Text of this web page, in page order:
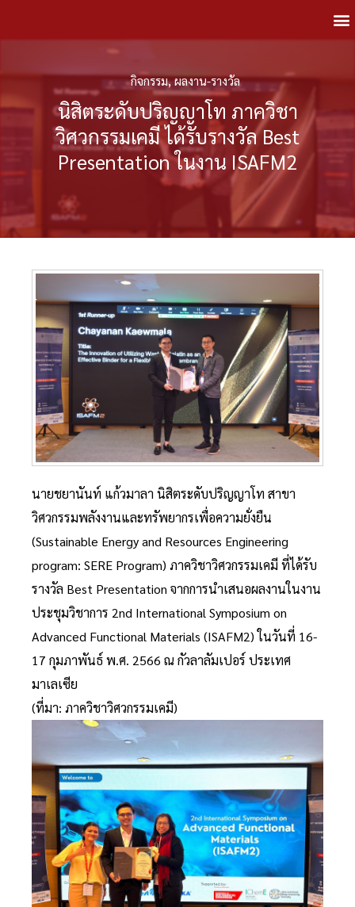
กิจกรรม,ผลงาน-รางวัล
นิสิตระดับปริญญาโท ภาควิชา
วิศวกรรมเคมี ได้รับรางวัล Best
Presentation ในงาน ISAFM2
นายชยานันท์ แก้วมาลา นิสิตระดับปริญญาโท สาขา
วิศวกรรมพลังงานและทรัพยากรเพื่อความยั่งยืน
(Sustainable Energy and Resources Engineering
program: SERE Program) ภาควิชาวิศวกรรมเคมี ที่ได้รับ
รางวัล Best Presentation จากการนำเสนอผลงานในงาน
ประชุมวิชาการ 2nd International Symposium on
Advanced Functional Materials (ISAFM2) ในวันที่ 16-
17 กุมภาพันธ์ พ.ศ. 2566 ณ กัวลาลัมเปอร์ ประเทศ
มาเลเซีย
(ที่มา: ภาควิชาวิศวกรรมเคมี)